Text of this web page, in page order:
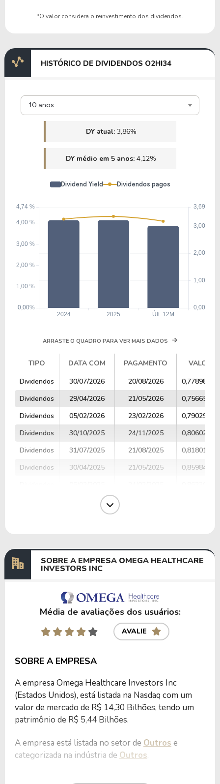
*O valor considera o reinvestimento dos dividendos.
HISTÓRICO DE DIVIDENDOS O2HI34
10 anos
DY atual: 3,86%
DY médio em 5 anos: 4,12%
Dividend Yield Dividendos pagos
ARRASTE O QUADRO PARA VER MAIS DADOS
TIPO DATA COM PAGAMENTO
VALOR
TIPO
DATA COM PAGAMENTO VALOR
Dividendos 30/07/2026 20/08/2026
0,77898706
Dividendos
29/04/2026 21/05/2026
0,75665281
Dividendos
05/02/2026 23/02/2026
0,79029340
Dividendos
30/10/2025 24/11/2025
0,80602086
Dividendos
31/07/2025 21/08/2025
0,81801644
Dividendos
30/04/2025 21/05/2025
0,85984646
31/10/2024
SOBRE A EMPRESA OMEGA HEALTHCARE
INVESTORS INC
Média de avaliações dos usuários:
AVALIE
SOBRE A EMPRESA
A empresa Omega Healthcare Investors Inc
(Estados Unidos), está listada na Nasdaq com um
valor de mercado de R$ 14,30 Bilhões, tendo um
patrimônio de R$ 5,44 Bilhões.
A empresa está listada no setor de Outros e
categorizada na indústria de Outros.